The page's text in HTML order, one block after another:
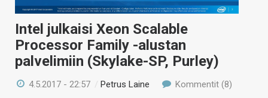
HAKU
Intel julkaisi Xeon Scalable
Processor Family -alustan
palvelimiin (Skylake-SP, Purley)
4.5.2017 - 22:57 /Petrus Laine Kommentit (8)